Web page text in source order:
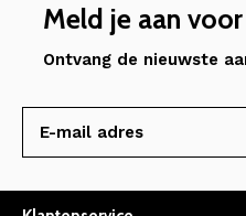
Meld je aan
Ontvang de nieuwste